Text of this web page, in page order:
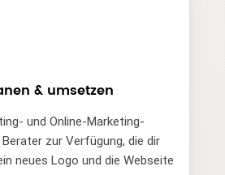
& umsetzen
und Online-Marketing-
zur Verfügung, die dir
neues Logo und die Webseite